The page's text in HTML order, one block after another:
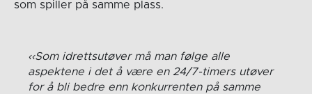
som spiller på samme plass.
Som idrettsutøver må man følge alle
aspektene i det å være en 24/7-timers utøver
for å bli bedre enn konkurrenten på samme